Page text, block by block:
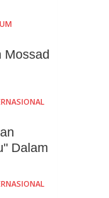
Mossad
Dalam